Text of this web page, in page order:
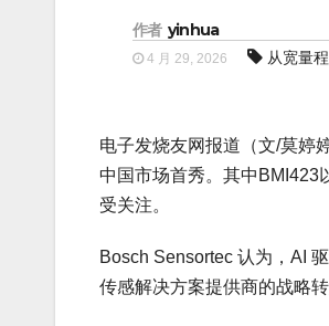
作者 yinhua
4 月 29, 2026 从宽量
电子发烧友网报道（文/莫婷
中国市场首秀。其中BMI423
受关注。
Bosch Sensortec 认为，AI
传感解决方案提供商的战略